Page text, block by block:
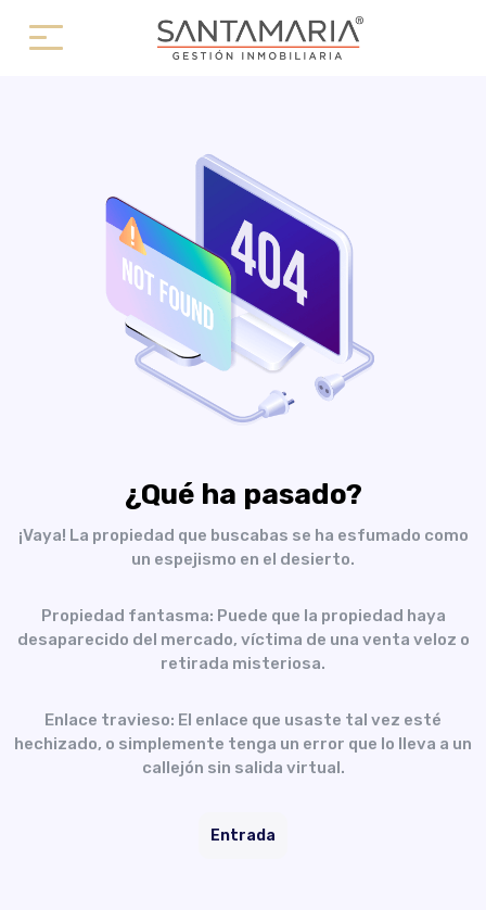
¿Qué ha pasado?
¡Vaya! La propiedad que buscabas se ha esfumado como
un espejismo en el desierto.
Propiedad fantasma: Puede que la propiedad haya
desaparecido del mercado, víctima de una venta veloz o
retirada misteriosa.
Enlace travieso: El enlace que usaste tal vez esté
hechizado, o simplemente tenga un error que lo lleva a un
callejón sin salida virtual.
Entrada